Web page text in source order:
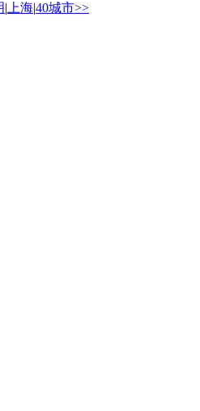
| 上海|40城市>>